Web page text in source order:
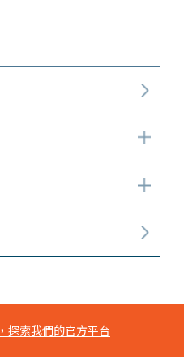
，探索我們的官方平台